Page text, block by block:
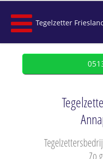
Tegelzetter
Zo